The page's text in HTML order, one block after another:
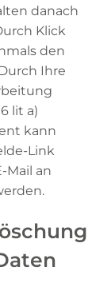
danach
Klick
den
Ihre
lit a)
kann
Link
Mail an